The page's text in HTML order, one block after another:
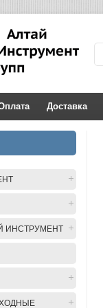
Доставка
ИНСТРУМЕНТ